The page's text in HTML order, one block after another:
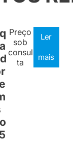
Preço
sob
consul
ta
Ler
mais